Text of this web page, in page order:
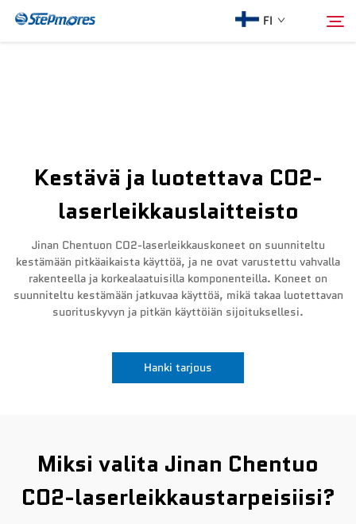
FI
Opas
Osta
Kestävä ja luotettava CO2-
laserleikkauslaitteisto
Jinan Chentuon CO2-laserleikkauskoneet on suunniteltu
kestämään pitkäaikaista käyttöä, ja ne ovat varustettu vahvalla
rakenteella ja korkealaatuisilla komponenteilla. Koneet on
suunniteltu kestämään jatkuvaa käyttöä, mikä takaa luotettavan
suorituskyvyn ja pitkän käyttöiän sijoituksellesi.
Hanki tarjous
Miksi valita Jinan Chentuo
CO2-laserleikkaustarpeisiisi?